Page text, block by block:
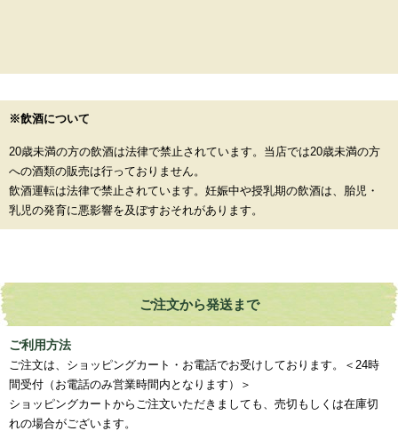
※飲酒について
20歳未満の方の飲酒は法律で禁止されています。当店では20歳未満の方
への酒類の販売は行っておりません。
飲酒運転は法律で禁止されています。妊娠中や授乳期の飲酒は、胎児・
乳児の発育に悪影響を及ぼすおそれがあります。
ご注文から発送まで
ご利用方法
ご注文は、ショッピングカート・お電話でお受けしております。＜24時
間受付（お電話のみ営業時間内となります）＞
ショッピングカートからご注文いただきましても、売切もしくは在庫切
れの場合がございます。